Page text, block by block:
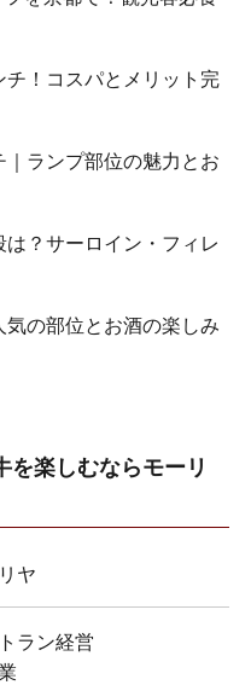
チ！コスパとメリット完
｜ランプ部位の魅力とお
は？サーロイン・フィレ
気の部位とお酒の楽しみ
を楽しむならモーリ
ヤ
ラン経営